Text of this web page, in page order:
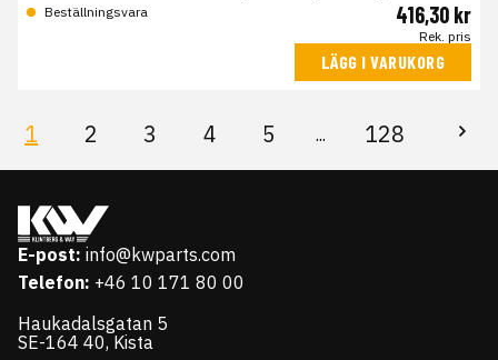
Beställningsvara
416,30 kr
Rek. pris
LÄGG I VARUKORG
1 2 3 4 5 ... 128
E-post: info@kwparts.com
Telefon: +46 10 171 80 00
Haukadalsgatan 5
SE-164 40, Kista